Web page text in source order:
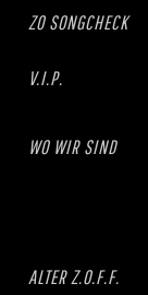
ZO SONGCHECK
V.I.P.
WO WIR SIND
ALTER Z.O.F.F.